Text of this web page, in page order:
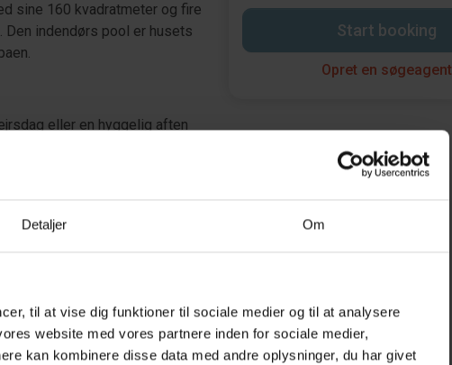
Detaljer Om
til at vise dig funktioner til sociale medier og til at analysere
website med vores partnere inden for sociale medier,
kan kombinere disse data med andre oplysninger, du har givet
sine 160 kvadratmeter og fire
indendørs pool er husets
eller en hyggelig aften
gør
hygge uanset vejret
I kan nyde udearealet, selv
og sandkasse er der
Start booking
Opret en søgeagent